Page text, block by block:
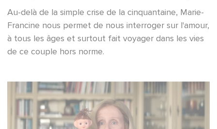
Au-delà de la simple crise de la cinquantaine, Marie-
Francine nous permet de nous interroger sur l'amour,
à tous les âges et surtout fait voyager dans les vies
de ce couple hors norme.